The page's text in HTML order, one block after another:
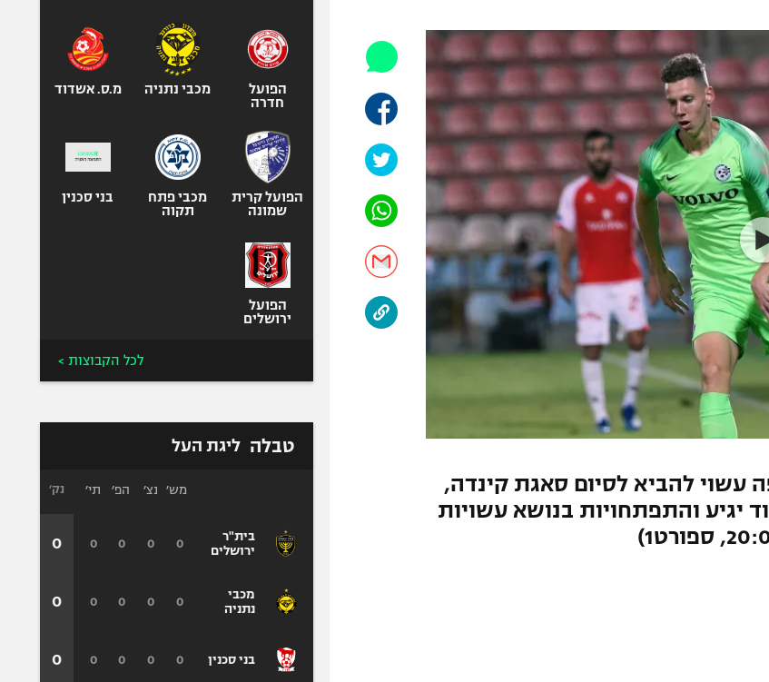
ליגה סינית
ליגה ברזילאית
ליגות נוספות
אופניים
ספורט מוטורי
כדורמים
בייסבול MLB
ספורט אתגרי
אומנויות לחימה
להביא לסיום סאגת קינדה,
יגיע והתפתחויות בנושא עשויות
הפועל
חדרה
מכבי נתניה מ.ס. אשדוד
הפועל קרית
שמונה
מכבי פתח
תקוה
בני סכנין
הפועל
ירושלים
לכל הקבוצות >
טבלה ליגת העל
בית"ר
ירושלים
מכבי
נתניה
בני סכנין
מש׳ נצ׳ הפ׳ תי׳
0
0
0
0
0
0
0
0
0
0
0
0
נק׳
0
0
0